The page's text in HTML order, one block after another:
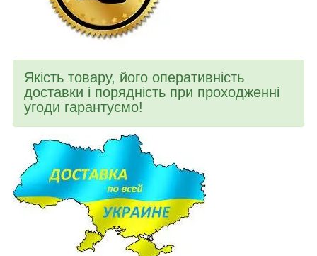
Якість товару, його оперативність
доставки і порядність при проходженні
угоди гарантуємо!